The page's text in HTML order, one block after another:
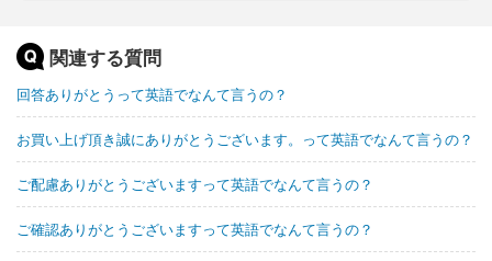
関連する質問
回答ありがとうって英語でなんて言うの？
お買い上げ頂き誠にありがとうございます。って英語でなんて言うの？
ご配慮ありがとうございますって英語でなんて言うの？
ご確認ありがとうございますって英語でなんて言うの？